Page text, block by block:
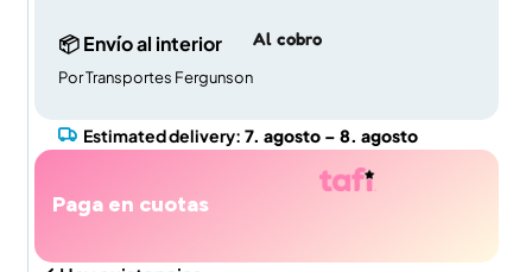
📦 Envío al interior
Por Transportes Fergunson
Al cobro
Estimated delivery: 7. agosto – 8. agosto
Paga en cuotas